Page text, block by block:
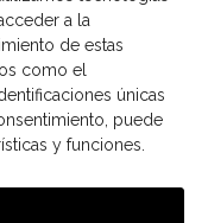
a la
de estas
como el
únicas
puede
y funciones.
y condiciones